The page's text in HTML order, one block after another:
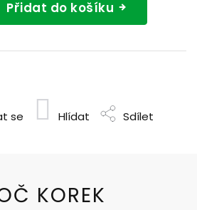
Přidat do košíku
se Hlídat Sdílet